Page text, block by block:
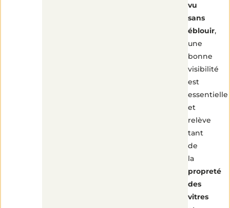
vu
sans
éblouir,
une
bonne
visibilité
est
essentielle
et
relève
tant
de
la
propreté
des
vitres